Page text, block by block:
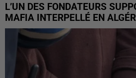
L’UN DES FONDATEURS
MAFIA INTERPELLÉ EN